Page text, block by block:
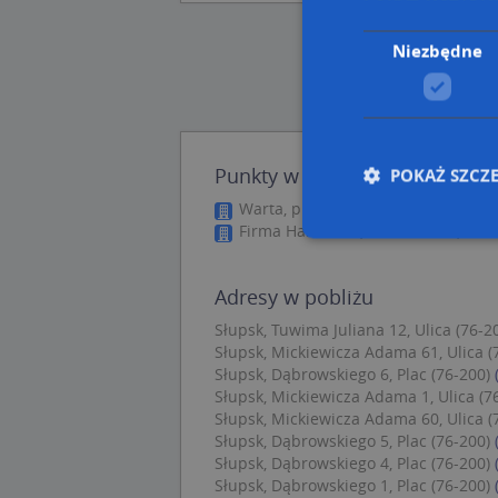
Punkty w pobliżu
Warta, pl. Dąbrowskiego 3, 76-200
Firma Handlowa, Wileńska 39, 76-
Adresy w pobliżu
Słupsk, Tuwima Juliana 12, Ulica (76-
Słupsk, Mickiewicza Adama 61, Ulica
Słupsk, Dąbrowskiego 6, Plac (76-200)
Słupsk, Mickiewicza Adama 1, Ulica
Słupsk, Mickiewicza Adama 60, Ulica
Słupsk, Dąbrowskiego 5, Plac (76-200)
Słupsk, Dąbrowskiego 4, Plac (76-200)
Słupsk, Dąbrowskiego 1, Plac (76-200)
Niezbędne
POKAŻ
Niezbędne pliki
zarządzanie
Nazwa
APPSESSID